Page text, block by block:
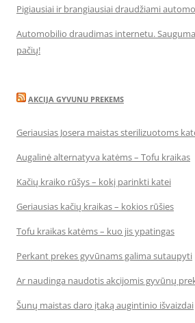
Pigiausiai ir brangiausiai draudžiami
Automobilio draudimas internetu.
pačių!
AKCIJA GYVUNU PREKEMS
Geriausias Josera maistas sterilizuotoms
Augalinė alternatyva katėms – Tofu kraikas
Kačių kraiko rūšys – kokį parinkti katei
Geriausias kačių kraikas – kokios rūšies
Tofu kraikas katėms – kuo jis ypatingas
Perkant prekes gyvūnams galima sutaupyti
Ar naudinga naudotis akcijomis gyvūnų
Šunų maistas daro įtaką augintinio išvaizdai